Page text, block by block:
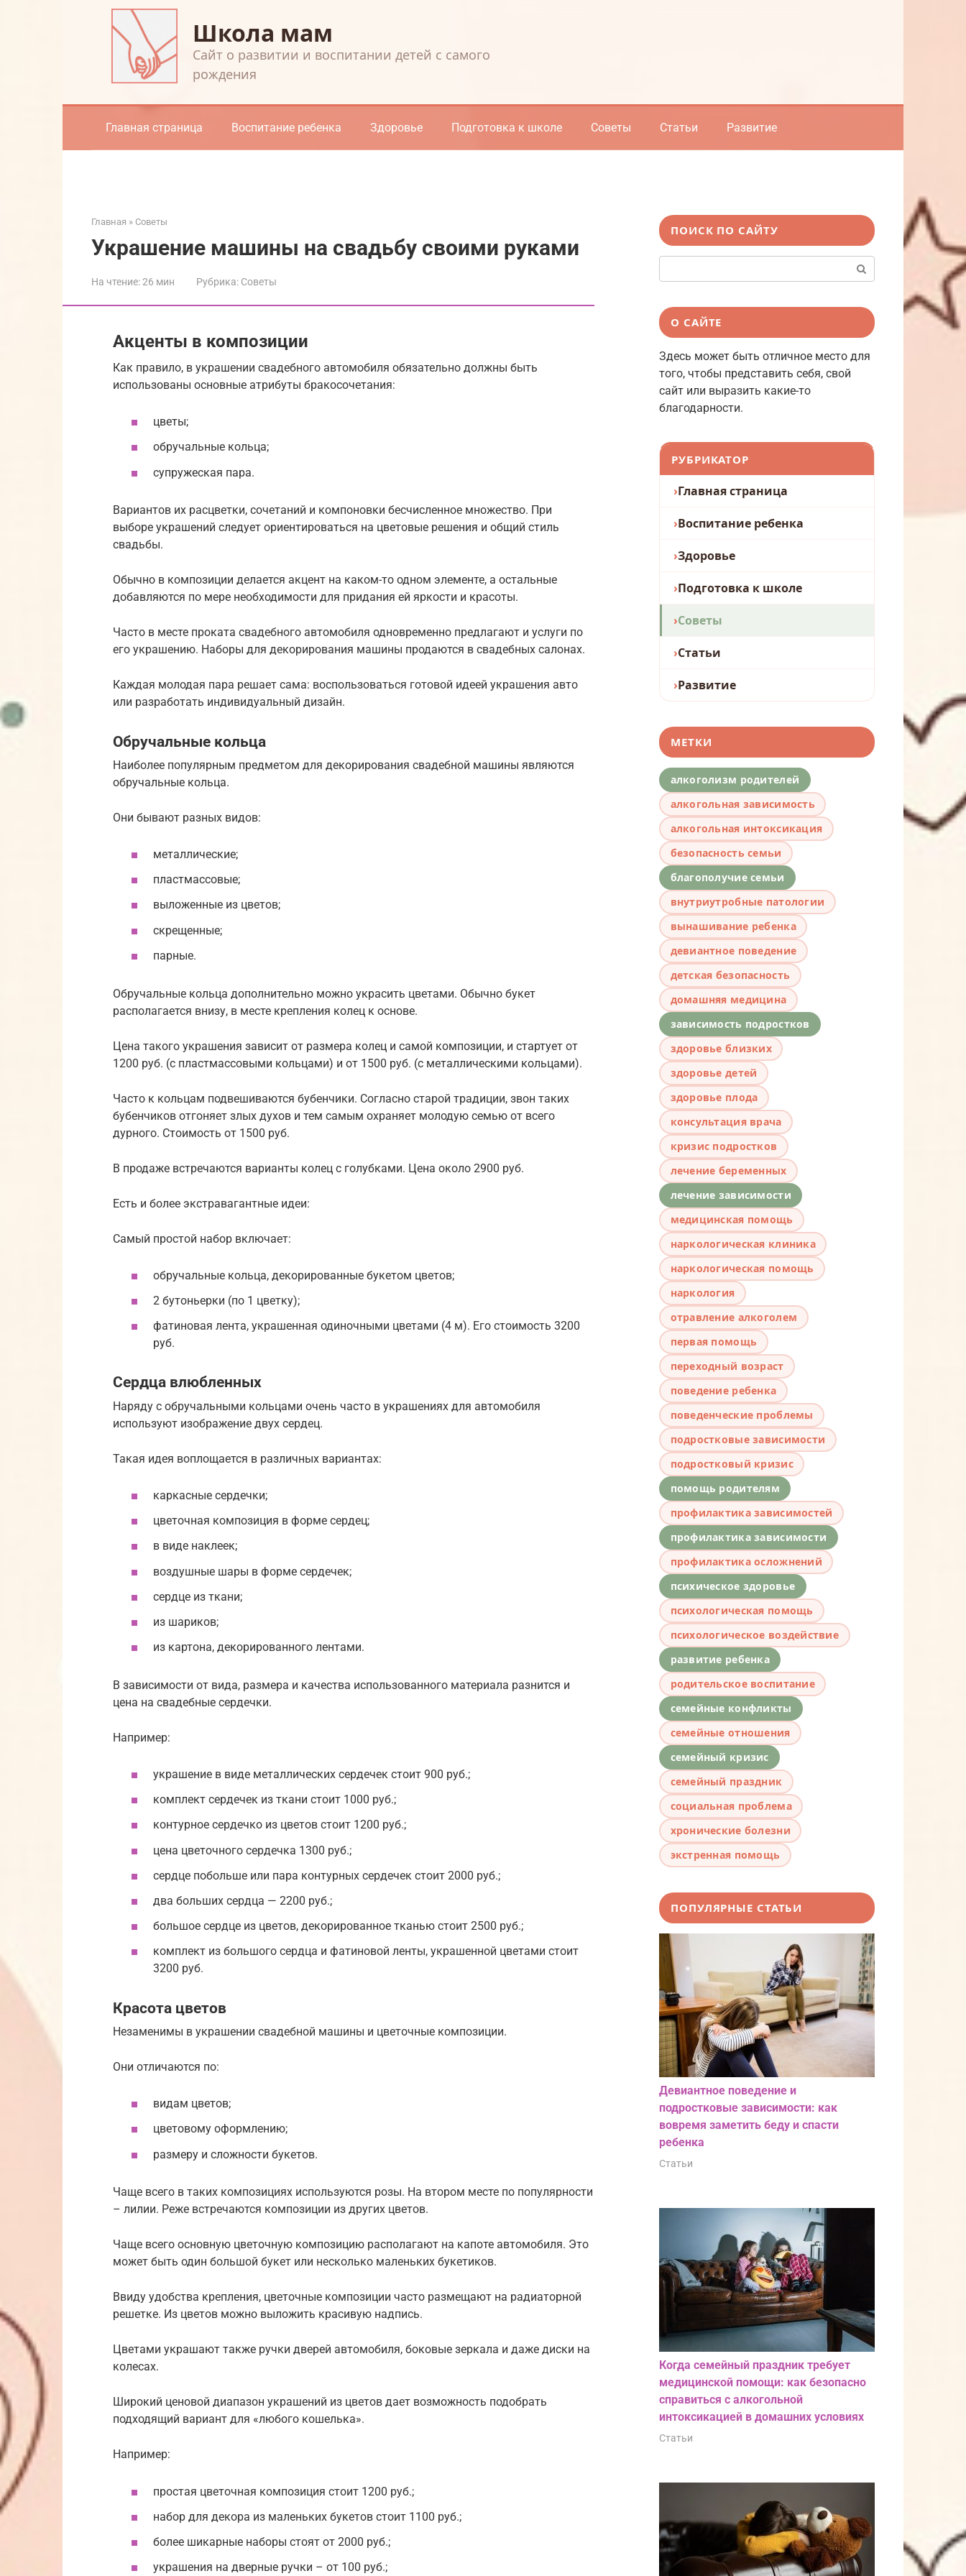
Школа мам
Cайт о развитии и воспитании детей с самого
рождения
Главная страница Воспитание ребенка Здоровье Подготовка к школе Советы Статьи Развитие
Главная » Советы
Украшение машины на свадьбу своими руками
На чтение:26 мин Рубрика: Советы
Акценты в композиции
Как правило, в украшении свадебного автомобиля обязательно должны быть
использованы основные атрибуты бракосочетания:
цветы;
обручальные кольца;
супружеская пара.
Вариантов их расцветки, сочетаний и компоновки бесчисленное множество. При
выборе украшений следует ориентироваться на цветовые решения и общий стиль
свадьбы.
Обычно в композиции делается акцент на каком-то одном элементе, а остальные
добавляются по мере необходимости для придания ей яркости и красоты.
Часто в месте проката свадебного автомобиля одновременно предлагают и услуги по
его украшению. Наборы для декорирования машины продаются в свадебных салонах.
Каждая молодая пара решает сама: воспользоваться готовой идеей украшения авто
или разработать индивидуальный дизайн.
Обручальные кольца
Наиболее популярным предметом для декорирования свадебной машины являются
обручальные кольца.
Они бывают разных видов:
металлические;
пластмассовые;
выложенные из цветов;
скрещенные;
парные.
Обручальные кольца дополнительно можно украсить цветами. Обычно букет
располагается внизу, в месте крепления колец к основе.
Цена такого украшения зависит от размера колец и самой композиции, и стартует от
1200 руб. (с пластмассовыми кольцами) и от 1500 руб. (с металлическими кольцами).
Часто к кольцам подвешиваются бубенчики. Согласно старой традиции, звон таких
бубенчиков отгоняет злых духов и тем самым охраняет молодую семью от всего
дурного. Стоимость от 1500 руб.
В продаже встречаются варианты колец с голубками. Цена около 2900 руб.
Есть и более экстравагантные идеи:
Самый простой набор включает:
обручальные кольца, декорированные букетом цветов;
2 бутоньерки (по 1 цветку);
фатиновая лента, украшенная одиночными цветами (4 м). Его стоимость 3200
руб.
Сердца влюбленных
Наряду с обручальными кольцами очень часто в украшениях для автомобиля
используют изображение двух сердец.
Такая идея воплощается в различных вариантах:
каркасные сердечки;
цветочная композиция в форме сердец;
в виде наклеек;
воздушные шары в форме сердечек;
сердце из ткани;
из шариков;
из картона, декорированного лентами.
В зависимости от вида, размера и качества использованного материала разнится и
цена на свадебные сердечки.
Например:
украшение в виде металлических сердечек стоит 900 руб.;
комплект сердечек из ткани стоит 1000 руб.;
контурное сердечко из цветов стоит 1200 руб.;
цена цветочного сердечка 1300 руб.;
сердце побольше или пара контурных сердечек стоит 2000 руб.;
два больших сердца — 2200 руб.;
большое сердце из цветов, декорированное тканью стоит 2500 руб.;
комплект из большого сердца и фатиновой ленты, украшенной цветами стоит
3200 руб.
Красота цветов
Незаменимы в украшении свадебной машины и цветочные композиции.
Они отличаются по:
видам цветов;
цветовому оформлению;
размеру и сложности букетов.
Чаще всего в таких композициях используются розы. На втором месте по популярности
– лилии. Реже встречаются композиции из других цветов.
Чаще всего основную цветочную композицию располагают на капоте автомобиля. Это
может быть один большой букет или несколько маленьких букетиков.
Ввиду удобства крепления, цветочные композиции часто размещают на радиаторной
решетке. Из цветов можно выложить красивую надпись.
Цветами украшают также ручки дверей автомобиля, боковые зеркала и даже диски на
колесах.
Широкий ценовой диапазон украшений из цветов дает возможность подобрать
подходящий вариант для «любого кошелька».
Например:
простая цветочная композиция стоит 1200 руб.;
набор для декора из маленьких букетов стоит 1100 руб.;
более шикарные наборы стоят от 2000 руб.;
украшения на дверные ручки – от 100 руб.;
ПОИСК ПО САЙТУ
О САЙТЕ
Здесь может быть отличное место для
того, чтобы представить себя, свой
сайт или выразить какие-то
благодарности.
РУБРИКАТОР
Главная страница
Воспитание ребенка
Здоровье
Подготовка к школе
Советы
Статьи
Развитие
МЕТКИ
алкоголизм родителей
алкогольная зависимость
алкогольная интоксикация
безопасность семьи
благополучие семьи
внутриутробные патологии
вынашивание ребенка
девиантное поведение
детская безопасность
домашняя медицина
зависимость подростков
здоровье близких
здоровье детей
здоровье плода
консультация врача
кризис подростков
лечение беременных
лечение зависимости
медицинская помощь
наркологическая клиника
наркологическая помощь
наркология
отравление алкоголем
первая помощь
переходный возраст
поведение ребенка
поведенческие проблемы
подростковые зависимости
подростковый кризис
помощь родителям
профилактика зависимостей
профилактика зависимости
профилактика осложнений
психическое здоровье
психологическая помощь
психологическое воздействие
развитие ребенка
родительское воспитание
семейные конфликты
семейные отношения
семейный кризис
семейный праздник
социальная проблема
хронические болезни
экстренная помощь
ПОПУЛЯРНЫЕ СТАТЬИ
Девиантное поведение и
подростковые зависимости: как
вовремя заметить беду и спасти
ребенка
Статьи
Когда семейный праздник требует
медицинской помощи: как безопасно
справиться с алкогольной
интоксикацией в домашних условиях
Статьи